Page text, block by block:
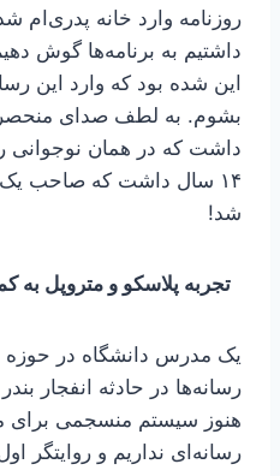
روزنامه وارد خانه پدری‌ام
داشتیم به برنامه‌ها گوش
این شده بود که وارد این
بشوم. به لطف صدای
داشت که در همان
۱۴ سال داشت که صاحب یک
شد!
تجربه پلاسکو و متروپل به
یک مدرس دانشگاه در حوزه
رسانه‌ها در حادثه انفجار
هنوز سیستم منسجمی برای
رسانه‌ای نداریم و روایتگر